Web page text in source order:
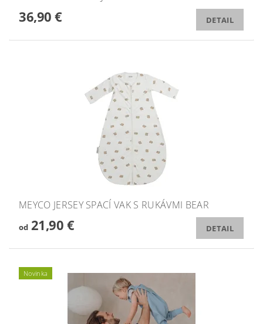
36,90 € DETAIL
MEYCO JERSEY SPACÍ VAK S RUKÁVMI BEAR
od21,90 € DETAIL
Novinka